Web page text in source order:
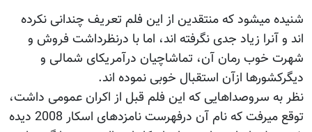
شنیده میشود که منتقدین از این فلم تعریف چندانی نکرده
اند و آنرا زیاد جدی نگرفته اند، اما با درنظرداشت فروش و
شهرت خوب رمان آن، تماشاچیان درآمریکای شمالی و
دیگرکشورها ازآن استقبال خوبی نموده اند.
نظر به سروصداهایی که این فلم قبل از اکران عمومی داشت،
توقع میرفت که نام آن درفهرست نامزدهای اسکار 2008 دیده